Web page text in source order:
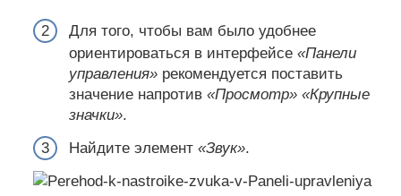
Для того, чтобы вам было удобнее
ориентироваться в интерфейсе «Панели
управления» рекомендуется поставить
значение напротив «Просмотр» «Крупные
значки».
Найдите элемент «Звук».